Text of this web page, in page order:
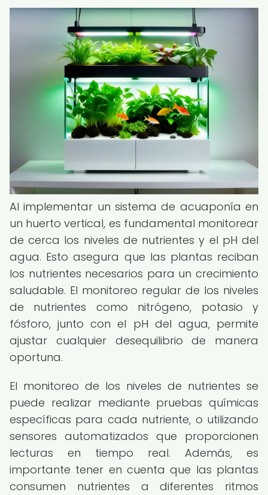
Al implementar un sistema de acuaponía en
un huerto vertical, es fundamental monitorear
de cerca los niveles de nutrientes y el pH del
agua. Esto asegura que las plantas reciban
los nutrientes necesarios para un crecimiento
saludable. El monitoreo regular de los niveles
de nutrientes como nitrógeno, potasio y
fósforo, junto con el pH del agua, permite
ajustar cualquier desequilibrio de manera
oportuna.
El monitoreo de los niveles de nutrientes se
puede realizar mediante pruebas químicas
específicas para cada nutriente, o utilizando
sensores automatizados que proporcionen
lecturas en tiempo real. Además, es
importante tener en cuenta que las plantas
consumen nutrientes a diferentes ritmos